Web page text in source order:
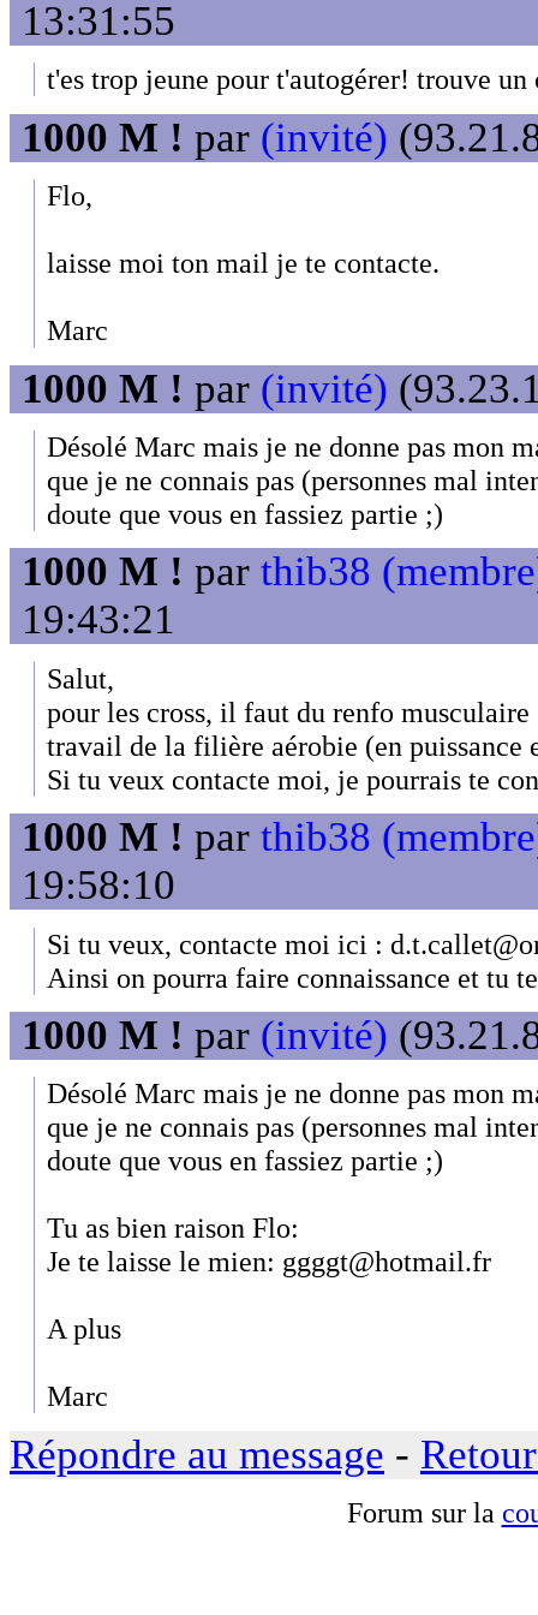
13:31:55
t'es trop jeune pour t'autogérer! trouve un
1000 M ! par (invité)
Flo,
laisse moi ton mail je te contacte.
Marc
1000 M ! par (invité)
Désolé Marc mais je ne donne pas mon
que je ne connais pas (personnes mal
doute que vous en fassiez partie ;)
1000 M ! par thib38
19:43:21
Salut,
pour les cross, il faut du renfo musculaire
travail de la filière aérobie (en puissance
Si tu veux contacte moi, je pourrais te
1000 M ! par thib38
19:58:10
Si tu veux, contacte moi ici :
Ainsi on pourra faire connaissance et tu
1000 M ! par (invité)
Désolé Marc mais je ne donne pas mon
que je ne connais pas (personnes mal
doute que vous en fassiez partie ;)
Tu as bien raison Flo:
Je te laisse le mien: ggggt@hotmail.fr
A plus
Marc
Répondre au message -
Forum sur la